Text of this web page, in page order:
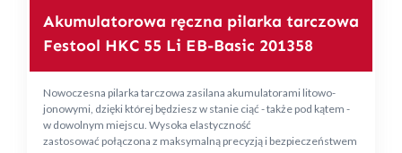
Akumulatorowa ręczna pilarka tarczowa
Festool HKC 55 Li EB-Basic 201358
Nowoczesna pilarka tarczowa zasilana akumulatorami litowo-
jonowymi, dzięki której będziesz w stanie ciąć - także pod kątem -
w dowolnym miejscu. Wysoka elastyczność
zastosować połączona z maksymalną precyzją i bezpieczeństwem